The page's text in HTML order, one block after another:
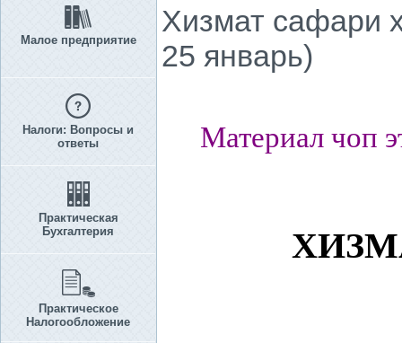
Малое предприятие
Налоги: Вопросы и
ответы
Практическая
Бухгалтерия
Практическое
Налогообложение
Хизмат сафари
25 январь)
Материал чоп